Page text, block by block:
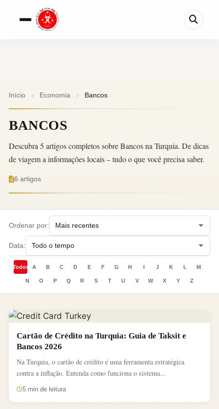
Início › Economia › Bancos
BANCOS
Descubra 5 artigos completos sobre Bancos na Turquia. De dicas
de viagem a informações locais – tudo o que você precisa saber.
6 artigos
Ordenar por:
Data:
Todos A B C D E F G H I J K L M
N O P Q R S T U V W X Y Z
Cartão de Crédito na Turquia: Guia de Taksit e
Bancos 2026
Na Turquia, o cartão de crédito é uma ferramenta estratégica
contra a inflação. Entenda como funciona o sistema...
5 min de leitura